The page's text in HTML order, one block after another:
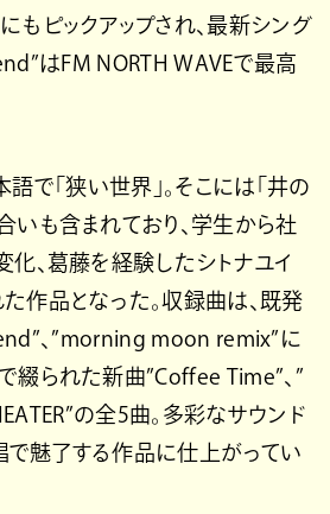
もピックアップされ、最新シング
はFM NORTH WAVEで最高
語で「狭い世界」。そこには「井の
いも含まれており、学生から社
化、葛藤を経験したシトナユイ
作品となった。収録曲は、既発
、”morning moon remix”に
綴られた新曲”Coffee Time”、”
の全5曲。多彩なサウンド
魅了する作品に仕上がってい